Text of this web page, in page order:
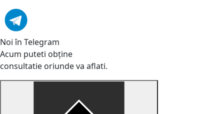
Noi în Telegram
Acum puteti obține
consultatie oriunde va aflati.